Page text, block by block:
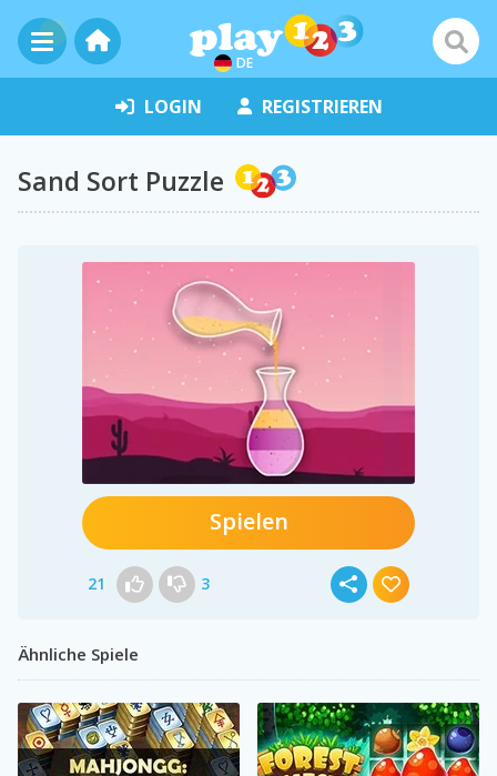
DE
LOGIN REGISTRIEREN
Sand Sort Puzzle
Spielen
21 3
Ähnliche Spiele